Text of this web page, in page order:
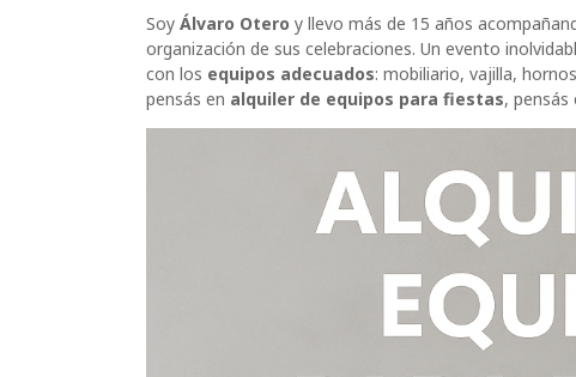
Soy Álvaro Otero y llevo más de 15 años
organización de sus celebraciones. Un evento
con los equipos adecuados: mobiliario, vajilla,
pensás en alquiler de equipos para fiestas,